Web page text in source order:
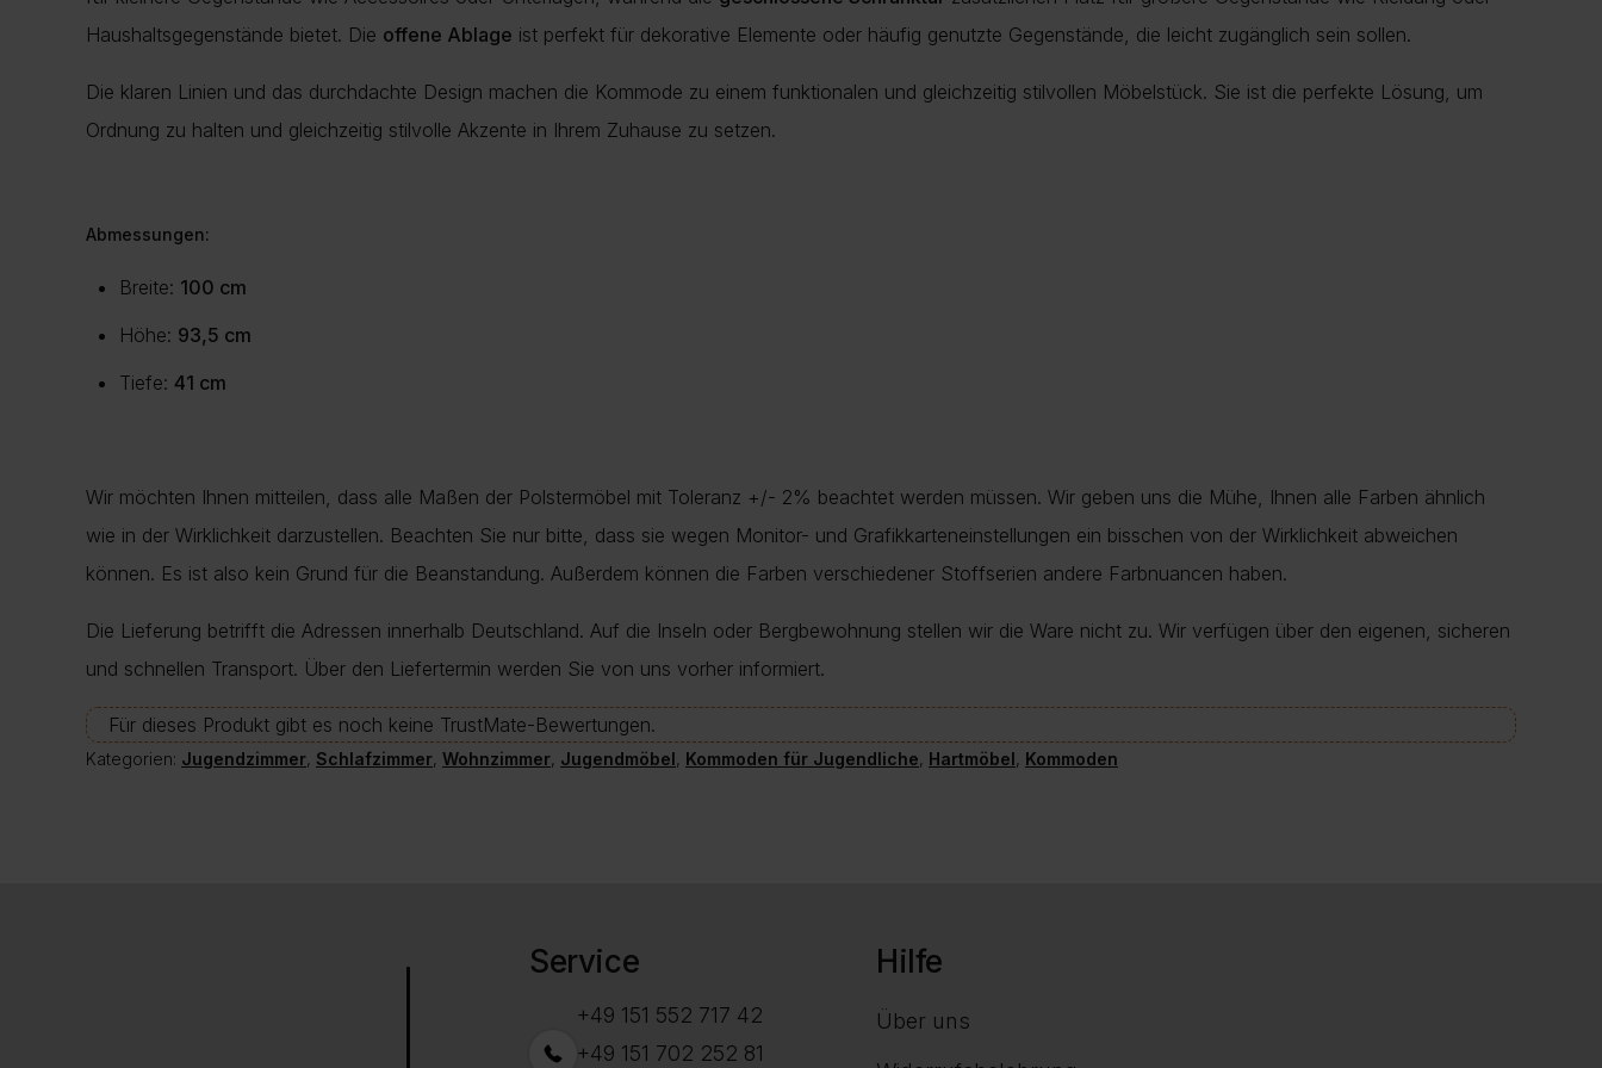
Haushaltsgegenstände bietet. Die offene Ablage ist perfekt für dekorative Elemente oder häufig genutzte Gegenstände, die leicht zugänglich sein sollen.
Die klaren Linien und das durchdachte Design machen die Kommode zu einem funktionalen und gleichzeitig stilvollen Möbelstück. Sie ist die perfekte Lösung, um
Ordnung zu halten und gleichzeitig stilvolle Akzente in Ihrem Zuhause zu setzen.
Abmessungen:
Breite: 100 cm
Höhe: 93,5 cm
Tiefe: 41 cm
Wir möchten Ihnen mitteilen, dass alle Maßen der Polstermöbel mit Toleranz +/- 2% beachtet werden müssen. Wir geben uns die Mühe, Ihnen alle Farben ähnlich
wie in der Wirklichkeit darzustellen. Beachten Sie nur bitte, dass sie wegen Monitor- und Grafikkarteneinstellungen ein bisschen von der Wirklichkeit abweichen
können. Es ist also kein Grund für die Beanstandung. Außerdem können die Farben verschiedener Stoffserien andere Farbnuancen haben.
Die Lieferung betrifft die Adressen innerhalb Deutschland. Auf die Inseln oder Bergbewohnung stellen wir die Ware nicht zu. Wir verfügen über den eigenen, sicheren
und schnellen Transport. Über den Liefertermin werden Sie von uns vorher informiert.
Für dieses Produkt gibt es noch keine TrustMate-Bewertungen.
Kategorien: Jugendzimmer, Schlafzimmer, Wohnzimmer, Jugendmöbel, Kommoden für Jugendliche, Hartmöbel, Kommoden
Service
+49 151 552 717 42
+49 151 702 252 81
Hilfe
Über uns